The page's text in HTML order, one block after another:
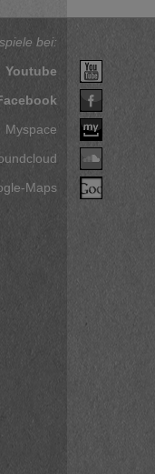
bei:
Youtube
Myspace
Maps